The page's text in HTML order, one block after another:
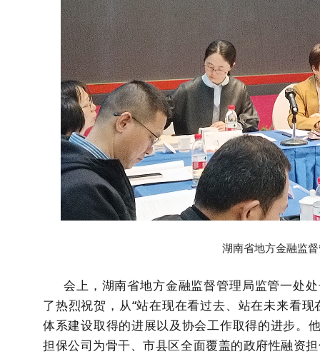
湖南省地方金融监
会上，湖南省地方金融监督管理局监管一处
了热烈祝贺，从“站在现在看过去、站在未来看
体系建设取得的进展以及协会工作取得的进步。
担保公司为骨干、市县区全面覆盖的政府性融资